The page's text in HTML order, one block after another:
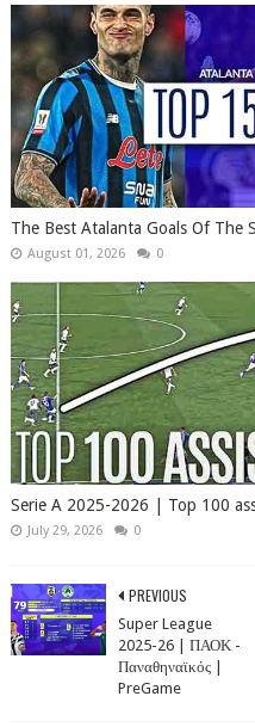
The Best Atalanta Goals Of The
August 01, 2026 0
Serie A 2025-2026 | Top 100
July 29, 2026 0
PREVIOUS
Super League
2025-26 | ΠΑΟΚ -
Παναθηναϊκός |
PreGame